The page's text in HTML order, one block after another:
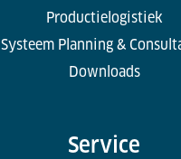
Productielogistiek
Systeem Planning &
Downloads
Service